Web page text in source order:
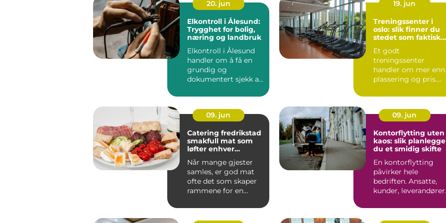
20. jun
Elkontroll i Ålesund:
Trygghet for bolig,
næring og landbruk
Elkontroll i Ålesund
handler om å få en
grundig og
dokumentert sjekk av
19. jun
Treningssenter i
oslo: slik finner du
stedet som faktisk
Et godt
treningssenter
handler om mer enn
plassering og pris.
inn i et senter de ne...
09. jun
Catering fredrikstad
smakfull mat som
løfter enhver
Når mange gjester
samles, er god mat
ofte det som skaper
rammene for en
anledni...
09. jun
Kontorflytting uten
kaos: slik
du et smidig skifte
En kontorflytting
påvirker hele
bedriften. Ansatte,
kunder, leverandører
på kro...